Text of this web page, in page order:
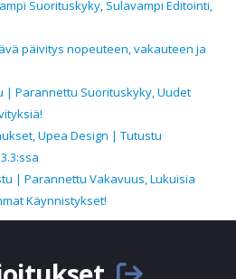
Suorituskyky, Sulavampi Editointi,
päivitys nopeuteen, vakauteen ja
| Parannettu Suorituskyky, Uudet
Upea Design | Tutustu
| Parannettu Vakavuus, Lukuisia
Käynnistykset!